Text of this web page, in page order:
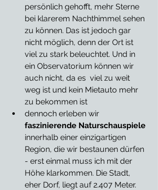
persönlich gehofft, mehr Sterne
bei klarerem Nachthimmel sehen
zu können. Das ist jedoch gar
nicht möglich, denn der Ort ist
viel zu stark beleuchtet. Und in
ein Observatorium können wir
auch nicht, da es  viel zu weit
weg ist und kein Mietauto mehr
zu bekommen ist
dennoch erleben wir
faszinierende Naturschauspiele
innerhalb einer einzigartigen
Region, die wir bestaunen dürfen
- erst einmal muss ich mit der
Höhe klarkommen. Die Stadt,
eher Dorf, liegt auf 2.407 Meter.